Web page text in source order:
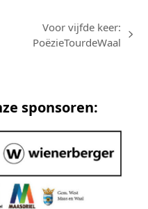
next
Voor vijfde keer:
PoëzieTourdeWaal
sponsoren: